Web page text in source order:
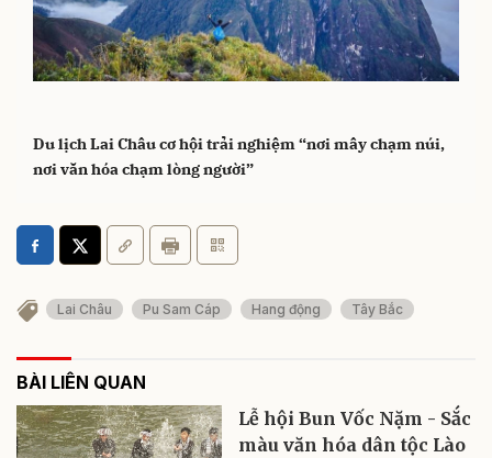
Du lịch Lai Châu cơ hội trải nghiệm “nơi mây chạm núi,
nơi văn hóa chạm lòng người”
Lai Châu Pu Sam Cáp Hang động Tây Bắc
BÀI LIÊN QUAN
Lễ hội Bun Vốc Nặm - Sắc
màu văn hóa dân tộc Lào